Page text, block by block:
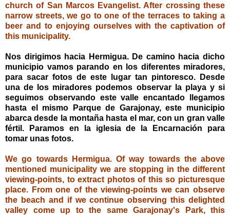
church of San Marcos Evangelist. After crossing these
narrow streets, we go to one of the terraces to taking a
beer and to enjoying ourselves with the captivation of
this municipality.
Nos dirigimos hacia Hermigua. De camino hacia dicho
municipio vamos parando en los diferentes miradores,
para sacar fotos de este lugar tan pintoresco. Desde
una de los miradores podemos observar la playa y si
seguimos observando este valle encantado llegamos
hasta el mismo Parque de Garajonay, este municipio
abarca desde la montaña hasta el mar, con un gran valle
fértil. Paramos en la iglesia de la Encarnación para
tomar unas fotos.
We go towards Hermigua. Of way towards the above
mentioned municipality we are stopping in the different
viewing-points, to extract photos of this so picturesque
place. From one of the viewing-points we can observe
the beach and if we continue observing this delighted
valley come up to the same Garajonay's Park, this